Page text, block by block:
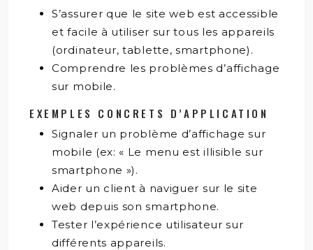
S’assurer que le site web est accessible
et facile à utiliser sur tous les appareils
(ordinateur, tablette, smartphone).
Comprendre les problèmes d’affichage
sur mobile.
EXEMPLES CONCRETS D’APPLICATION
Signaler un problème d’affichage sur
mobile (ex: « Le menu est illisible sur
smartphone »).
Aider un client à naviguer sur le site
web depuis son smartphone.
Tester l’expérience utilisateur sur
différents appareils.